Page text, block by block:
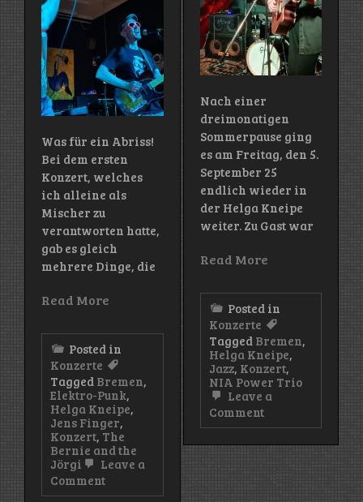
Was für ein Abriss!
Bei dem ersten
Konzert, welches
ich alleine als
Mischer zu
verantworten hatte,
gab es gleich
mehrere Dinge, die
Read More
Posted in
Konzerte
Tagged Bremen,
Elektro-Punk,
Helga Kneipe,
Jens Finger,
Konzert, The
Bernie and the
Jörgi
Leave a
Commenton
Konzert:
Nach einer
dreimonatigen
Sommerpause ging
es am Freitag, den 5.
September 25
endlich wieder in
der Helga Kneipe
weiter. Zu Gast war
Read More
Posted in
Konzerte
Tagged Bremen,
Helga Kneipe,
Jazz, Konzert,
NIA Power Trio
Leave a
Commenton
Konzert: